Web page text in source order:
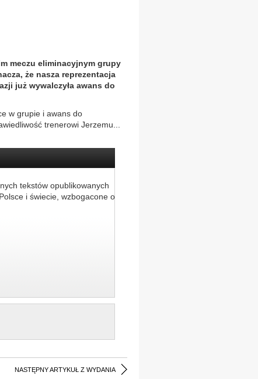
meczu eliminacyjnym grupy
że nasza reprezentacja
już wywalczyła awans do
w grupie i awans do
trenerowi Jerzemu...
tekstów opublikowanych
i świecie, wzbogacone o
NASTĘPNY ARTYKUŁ Z WYDANIA